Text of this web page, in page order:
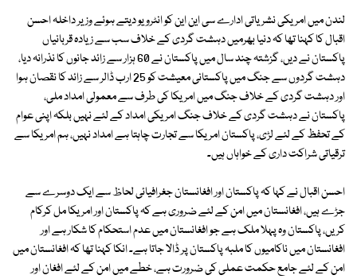
لندن میں امریکی نشریاتی ادارے سی این این کو انٹرویو دیتے ہوئے وزیر داخلہ احسن
اقبال کا کہنا تھا کہ دنیا بھرمیں دہشت گردی کے خلاف سب سے زیادہ قربانیاں
پاکستان نے دیں، گزشتہ چند سال میں پاکستان نے 60 ہزار سے زائد جانوں کا نذرانہ دیا،
دہشت گردوں سے جنگ میں پاکستانی معیشت کو 25 ارب ڈالر سے زائد کا نقصان ہوا
اور دہشت گردی کے خلاف جنگ میں امریکا کی طرف سے معمولی امداد ملی،
پاکستان نے دہشت گردی کے خلاف جنگ امریکی امداد کے لئے نہیں بلکہ اپنی عوام
کے تحفظ کے لئے لڑی، پاکستان امریکا سے تجارت چاہتا ہے امداد نہیں، ہم امریکا سے
ترقیاتی شراکت داری کے خواہاں ہیں۔
احسن اقبال نے کہا کہ پاکستان اور افغانستان جغرافیائی لحاظ سے ایک دوسرے سے
جڑے ہیں، افغانستان میں امن کے لئے ضروری ہے کہ پاکستان اور امریکا مل کرکام
کریں، پاکستان وہ پہلا ملک ہے جو افغانستان میں عدم استحکام کا شکار ہے اور
افغانستان میں ناکامیوں کا ملبہ پاکستان پر ڈالا جاتا ہے۔ انکا کہنا تھا کہ افغانستان میں
امن کے لئے جامع حکمت عملی کی ضرورت ہے، خطے میں امن کے لئے افغان اور